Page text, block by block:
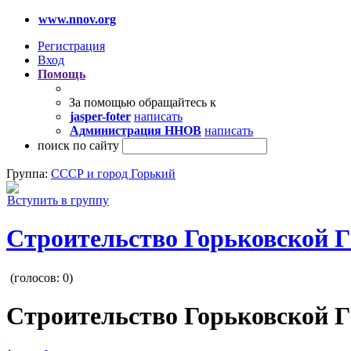
www.nnov.org
Регистрация
Вход
Помощь
За помощью обращайтесь к
jasper-foter написать
Администрация ННОВ написать
поиск по сайту
Группа: СССР и город Горький
Вступить в группу
Строительство Горьковской
(голосов: 0)
Строительство Горьковской